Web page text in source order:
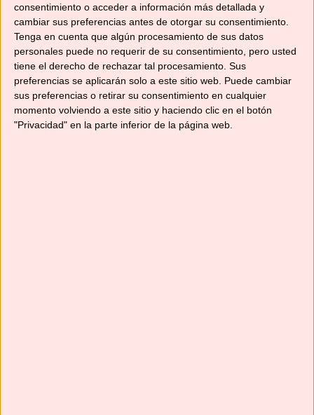
consentimiento o acceder a información más detallada y
cambiar sus preferencias antes de otorgar su consentimiento.
Tenga en cuenta que algún procesamiento de sus datos
personales puede no requerir de su consentimiento, pero usted
tiene el derecho de rechazar tal procesamiento. Sus
preferencias se aplicarán solo a este sitio web. Puede cambiar
sus preferencias o retirar su consentimiento en cualquier
momento volviendo a este sitio y haciendo clic en el botón
"Privacidad" en la parte inferior de la página web.
YouTube